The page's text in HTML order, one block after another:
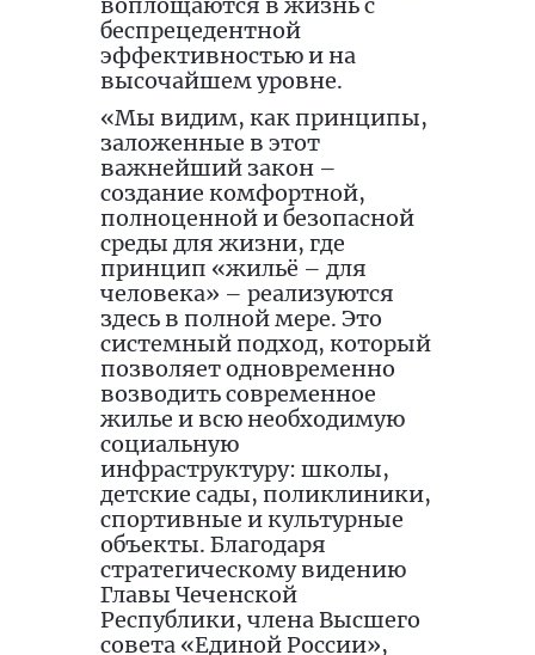
беспрецедентной
эффективностью и на
высочайшем уровне.
«Мы видим, как принципы,
заложенные в этот
важнейший закон –
создание комфортной,
полноценной и безопасной
среды для жизни, где
принцип «жильё – для
человека» – реализуются
здесь в полной мере. Это
системный подход, который
позволяет одновременно
возводить современное
жилье и всю необходимую
социальную
инфраструктуру: школы,
детские сады, поликлиники,
спортивные и культурные
объекты. Благодаря
стратегическому видению
Главы Чеченской
Республики, члена Высшего
совета «Единой России»,